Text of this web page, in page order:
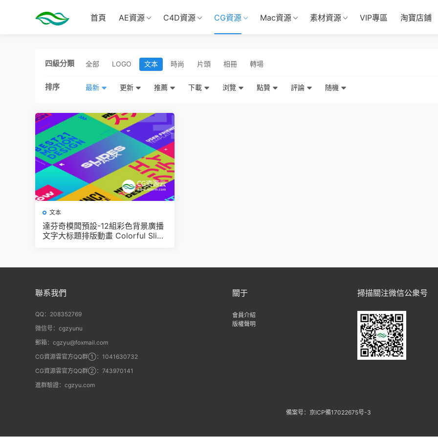
首頁 AE資源 C4D資源 CG資源 Mac資源 素材資源 VIP專區 淘寶店鋪
四級分類 全部 LOGO 文本 時尚 片頭 相冊 轉場
排序 最新 更新 推薦 下載 浏覽 點贊 評論 随機
文本
達芬奇模闆預設-12組彩色背景廣播
文字大标題排版動畫 Colorful Slide
聯系我們
QQ：208352769
微信号：cgzyunu
郵箱：cgzyu@foxmail.com
CG資源雲官方QQ群①：1041630732
CG資源雲官方QQ群②：743970141
進群驗證：cgzyu.com
關于
會員介紹
版權聲明
掃描關注微信公衆号
備案号：京ICP備17022675号-3